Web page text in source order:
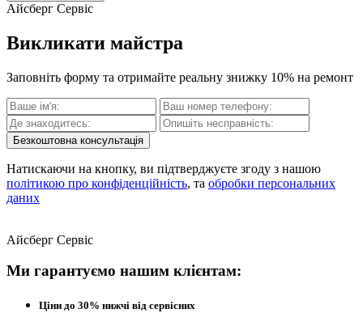
Айсберг Сервіс
Викликати майстра
Заповніть форму та отримайте реальну знижку 10% на ремонт
Безкоштовна консультація
Натискаючи на кнопку, ви підтверджуєте згоду з нашою
політикою про конфіденційність, та обробки персональних
даних
Айсберг Сервіс
Ми гарантуємо нашим клієнтам:
Ціни до 30% нижчі від сервісних